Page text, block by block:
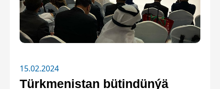
15.02.2024
Türkmenistan bütindünýä